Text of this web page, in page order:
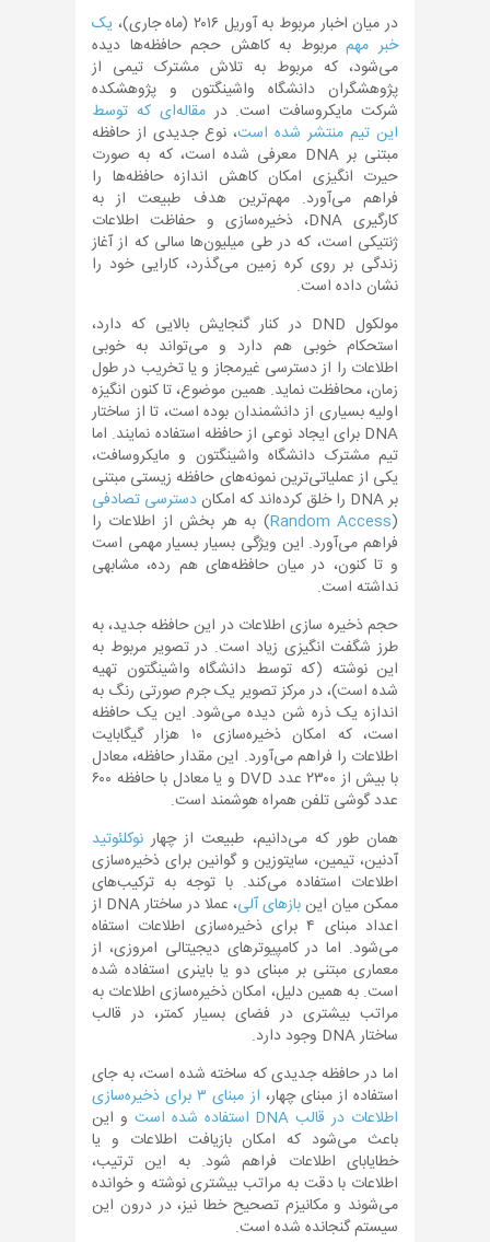
در میان اخبار مربوط به آوریل ۲۰۱۶ (ماه جاری)،
یک
خبر مهممربوط به کاهش حجم حافظه‌ها دیده
می‌شود، که مربوط به تلاش مشترک تیمی از
پژوهشگران دانشگاه واشینگتون و پژوهشکده
شرکت مایکروسافت است. درمقاله‌ای که توسط
این تیم منتشر شده است، نوع جدیدی از حافظه
مبتنی بر DNA معرفی شده است، که به صورت
حیرت انگیزی امکان کاهش اندازه حافظه‌ها را
فراهم می‌آورد. مهم‌ترین هدف طبیعت از به
کارگیری DNA، ذخیره‌سازی و حفاظت اطلاعات
ژنتیکی است، که در طی میلیون‌ها سالی که از آغاز
زندگی بر روی کره زمین می‌گذرد، کارایی خود را
نشان داده است.
مولکول DND در کنار گنجایش بالایی که دارد،
استحکام خوبی هم دارد و می‌تواند به خوبی
اطلاعات را از دسترسی غیرمجاز و یا تخریب در طول
زمان، محافظت نماید. همین موضوع، تا کنون انگیزه
اولیه بسیاری از دانشمندان بوده است، تا از ساختار
DNA برای ایجاد نوعی از حافظه استفاده نمایند. اما
تیم مشترک دانشگاه واشینگتون و مایکروسافت،
یکی از عملیاتی‌ترین نمونه‌های حافظه زیستی مبتنی
بر DNA را خلق کرده‌اند که امکان
دسترسی تصادفی
(
Random Access) به هر بخش از اطلاعات را
فراهم می‌آورد. این ویژگی بسیار بسیار مهمی است
و تا کنون، در میان حافظه‌های هم رده، مشابهی
نداشته است.
حجم ذخیره سازی اطلاعات در این حافظه جدید، به
طرز شگفت انگیزی زیاد است. در تصویر مربوط به
این نوشته (که توسط دانشگاه واشینگتون تهیه
شده است)، در مرکز تصویر یک جرم صورتی رنگ به
اندازه یک ذره شن دیده می‌شود. این یک حافظه
است، که امکان ذخیره‌سازی ۱۰ هزار گیگابایت
اطلاعات را فراهم می‌آورد. این مقدار حافظه، معادل
با بیش از ۲۳۰۰ عدد DVD و یا معادل با حافظه ۶۰۰
عدد گوشی تلفن همراه هوشمند است.
همان طور که می‌دانیم، طبیعت از چهار نوکلئوتید
آدنین، تیمین، سایتوزین و گوانین برای ذخیره‌سازی
اطلاعات استفاده می‌کند. با توجه به ترکیب‌های
ممکن میان اینبازهای آلی
، عملا در ساختار DNA از
اعداد مبنای ۴ برای ذخیره‌سازی اطلاعات استفاه
می‌شود. اما در کامپیوترهای دیجیتالی امروزی، از
معماری مبتنی بر مبنای دو یا باینری استفاده شده
است. به همین دلیل، امکان ذخیره‌سازی اطلاعات به
مراتب بیشتری در فضای بسیار کمتر، در قالب
ساختار DNA وجود دارد.
اما در حافظه جدیدی که ساخته شده است، به جای
استفاده از مبنای چهار،
از مبنای ۳ برای ذخیره‌سازی
اطلاعات در قالب DNA استفاده شده است
و این
باعث می‌شود که امکان بازیافت اطلاعات و یا
خطایابای اطلاعات فراهم شود. به این ترتیب،
اطلاعات با دقت به مراتب بیشتری نوشته و خوانده
می‌شوند و مکانیزم تصحیح خطا نیز، در درون این
سیستم گنجانده شده است.